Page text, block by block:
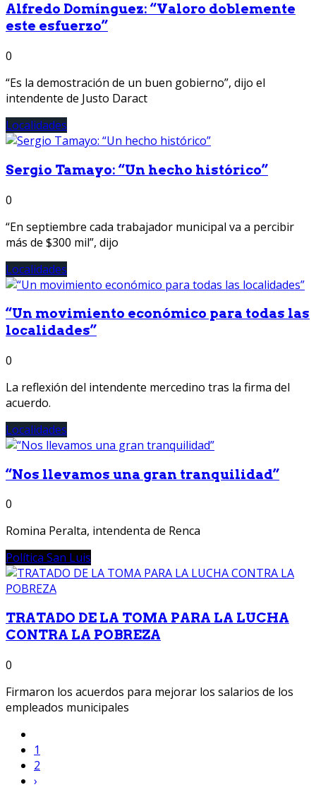
Alfredo Domínguez: “Valoro doblemente
este esfuerzo”
0
“Es la demostración de un buen gobierno”, dijo el
intendente de Justo Daract
Localidades
Sergio Tamayo: “Un hecho histórico”
0
“En septiembre cada trabajador municipal va a percibir
más de $300 mil”, dijo
Localidades
“Un movimiento económico para todas las
localidades”
0
La reflexión del intendente mercedino tras la firma del
acuerdo.
Localidades
“Nos llevamos una gran tranquilidad”
0
Romina Peralta, intendenta de Renca
Política San Luis
TRATADO DE LA TOMA PARA LA LUCHA
CONTRA LA POBREZA
0
Firmaron los acuerdos para mejorar los salarios de los
empleados municipales
1
2
›